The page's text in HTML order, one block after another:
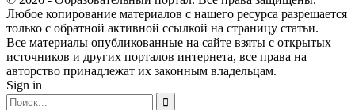
Любое копирование материалов с нашего ресурса разрешается
только с обратной активной ссылкой на страницу статьи.
Все материалы опубликованные на сайте взяты с открытых
источников и других порталов интернета, все права на
авторство принадлежат их законным владельцам.
Sign in